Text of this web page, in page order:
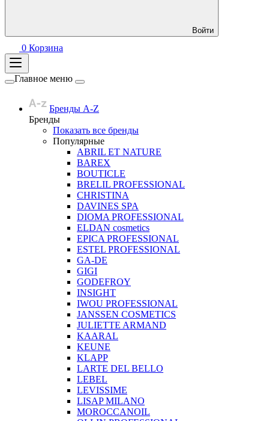
Войти
0 Корзина
Главное меню
Бренды A-Z
Бренды
Показать все бренды
Популярные
ABRIL ET NATURE
BAREX
BOUTICLE
BRELIL PROFESSIONAL
CHRISTINA
DAVINES SPA
DIOMA PROFESSIONAL
ELDAN cosmetics
EPICA PROFESSIONAL
ESTEL PROFESSIONAL
GA-DE
GIGI
GODEFROY
INSIGHT
IWOU PROFESSIONAL
JANSSEN COSMETICS
JULIETTE ARMAND
KAARAL
KEUNE
KLAPP
LARTE DEL BELLO
LEBEL
LEVISSIME
LISAP MILANO
MOROCCANOIL